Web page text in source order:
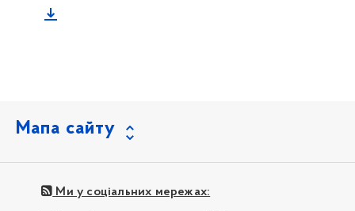
Мапа сайту
Ми у соціальних мережах: